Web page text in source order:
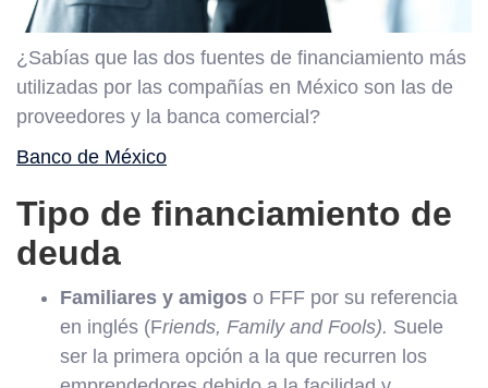
¿Sabías que las dos fuentes de financiamiento más
utilizadas por las compañías en México son las de
proveedores y la banca comercial?
Banco de México
Tipo de financiamiento de
deuda
Familiares y amigos o FFF por su referencia
en inglés (Friends, Family and Fools). Suele
ser la primera opción a la que recurren los